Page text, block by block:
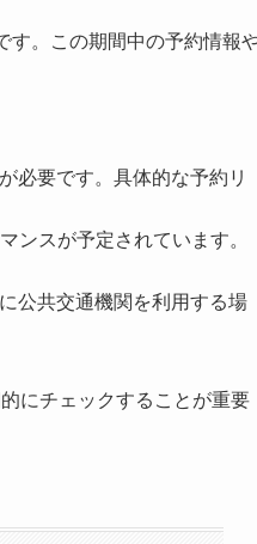
す。この期間中の予約情報
必要です。具体的な予約リ
ンスが予定されています。
公共交通機関を利用する場
にチェックすることが重要